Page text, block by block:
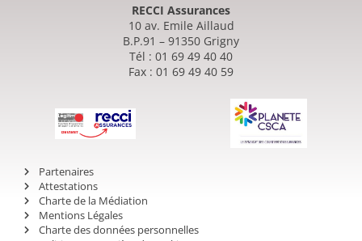
RECCI Assurances
10 av. Emile Aillaud
B.P.91 – 91350 Grigny
Tél : 01 69 49 40 40
Fax : 01 69 49 40 59
Partenaires
Attestations
Charte de la Médiation
Mentions Légales
Charte des données personnelles